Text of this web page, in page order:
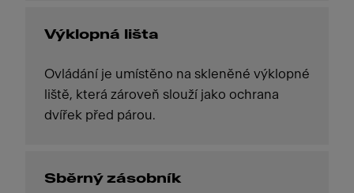
Výklopná lišta
Ovládání je umístěno na skleněné výklopné
liště, která zároveň slouží jako ochrana
dvířek před párou.
Sběrný zásobník